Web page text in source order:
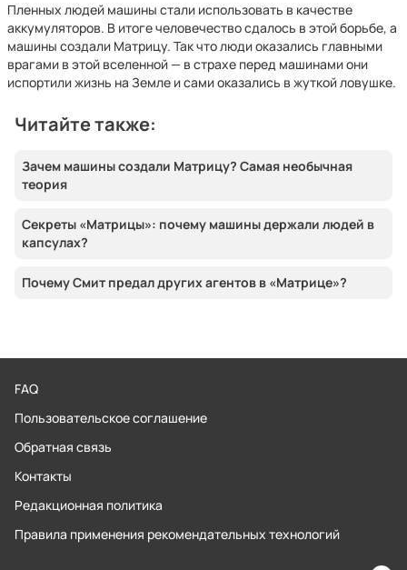
Пленных людей машины стали использовать в качестве
аккумуляторов. В итоге человечество сдалось в этой борьбе, а
машины создали Матрицу. Так что люди оказались главными
врагами в этой вселенной — в страхе перед машинами они
испортили жизнь на Земле и сами оказались в жуткой ловушке.
Читайте также:
Зачем машины создали Матрицу? Самая необычная
теория
Секреты «Матрицы»: почему машины держали людей в
капсулах?
Почему Смит предал других агентов в «Матрице»?
FAQ
Пользовательское соглашение
Обратная связь
Контакты
Редакционная политика
Правила применения рекомендательных технологий